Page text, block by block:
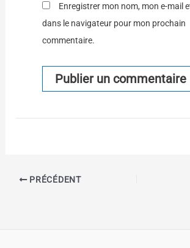
Enregistrer mon nom, mon e-mail
dans le navigateur pour mon prochain
commentaire.
PRÉCÉDENT